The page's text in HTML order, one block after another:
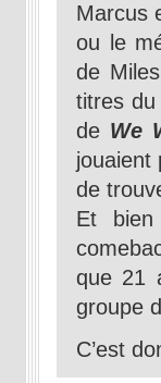
Marcus
ou le
de
titres
de We
jouaient
de
Et bien
que 21
groupe
C’est